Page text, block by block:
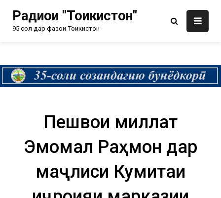
Радиои "Тоҷикистон"
95 сол дар фазои Тоҷикистон
Пешвои миллат
Эмомалӣ Раҳмон дар
маҷлиси Кумитаи